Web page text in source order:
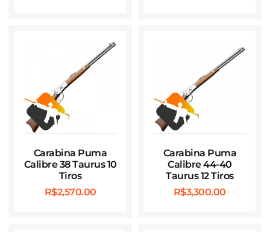
Carabina Puma
Calibre 38 Taurus 10
Tiros
R$2,570.00
Carabina Puma
Calibre 44-40
Taurus 12 Tiros
R$3,300.00